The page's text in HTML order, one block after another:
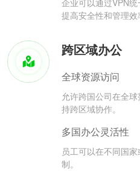
企业可以通过VPN
提高安全性和管理效
跨区域办公
全球资源访问
允许跨国公司在全
持跨区域协作。
多国办公灵活性
员工可以在不同国
制。